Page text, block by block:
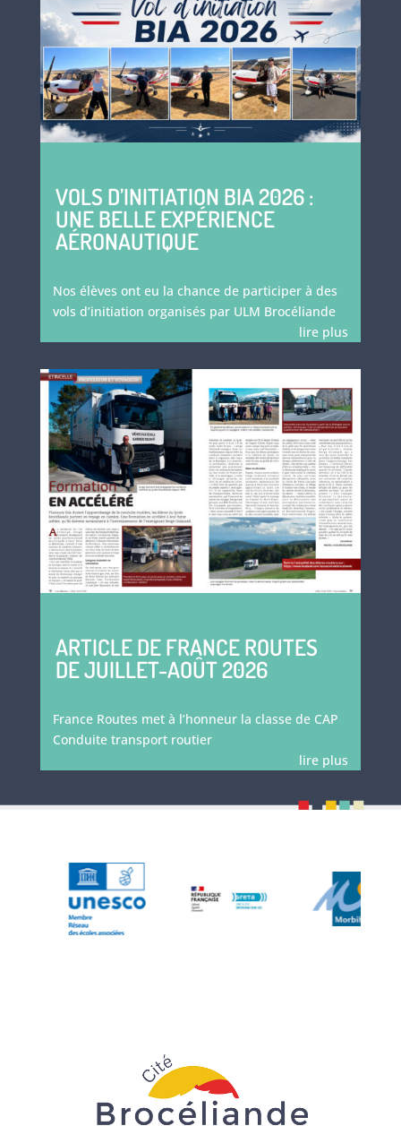
VOLS D’INITIATION BIA 2026 :
UNE BELLE EXPÉRIENCE
AÉRONAUTIQUE
Nos élèves ont eu la chance de participer à des
vols d’initiation organisés par ULM Brocéliande
lire plus
ARTICLE DE FRANCE ROUTES
DE JUILLET-AOÛT 2026
France Routes met à l’honneur la classe de CAP
Conduite transport routier
lire plus